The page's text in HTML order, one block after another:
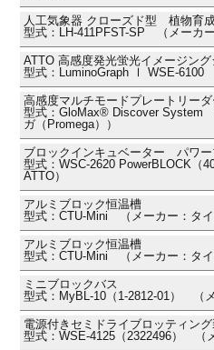
人工気象器 クローズド型 植物育
型式：LH-411PFST-SP （メーカ
ATTO 高感度発光蛍光イメージン
型式：LuminoGraph Ⅰ WSE-6100
高感度マルチモードプレートリーダ
型式：GloMax® Discover System
ガ（Promega））
ブロックインキュベーター パワー
型式：WSC-2620 PowerBLOCK（
ATTO）
アルミブロック恒温槽
型式：CTU-Mini （メーカー：タイ
アルミブロック恒温槽
型式：CTU-Mini （メーカー：タイ
ミニブロックバス
型式：MyBL-10（1-2812-01） （
電源付きセミドライブロッティン
型式：WSE-4125（2322496） （